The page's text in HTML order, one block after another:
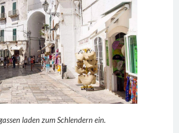
laden zum Schlendern ein.